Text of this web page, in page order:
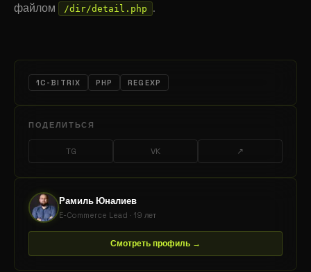
файлом
/dir/detail.php .
1C-BITRIX PHP REGEXP
ПОДЕЛИТЬСЯ
TG VK ↗
Рамиль Юналиев
E-Commerce Lead · 19 лет
Смотреть профиль →